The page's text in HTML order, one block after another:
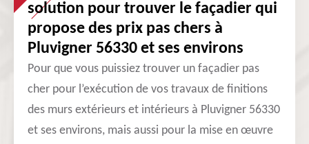
solution pour trouver le façadier qui
propose des prix pas chers à
Pluvigner 56330 et ses environs
Pour que vous puissiez trouver un façadier pas
cher pour l’exécution de vos travaux de finitions
des murs extérieurs et intérieurs à Pluvigner 56330
et ses environs, mais aussi pour la mise en œuvre